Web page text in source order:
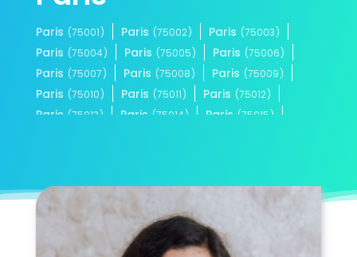
Paris (75001) Paris (75002) Paris (75003)
Paris (75004) Paris (75005) Paris (75006)
Paris (75007) Paris (75008) Paris (75009)
Paris (75010) Paris (75011) Paris (75012)
Paris (75013) Paris (75014) Paris (75015)